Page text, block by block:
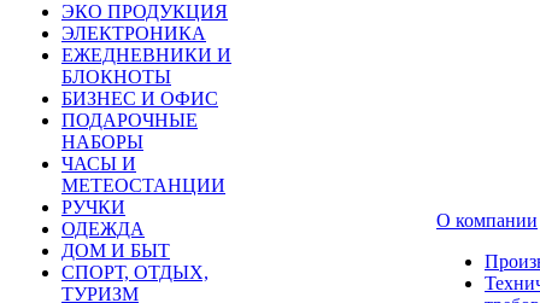
ЭКО ПРОДУКЦИЯ
ЭЛЕКТРОНИКА
ЕЖЕДНЕВНИКИ И
БЛОКНОТЫ
БИЗНЕС И ОФИС
ПОДАРОЧНЫЕ
НАБОРЫ
ЧАСЫ И
МЕТЕОСТАНЦИИ
РУЧКИ
ОДЕЖДА
ДОМ И БЫТ
СПОРТ, ОТДЫХ,
ТУРИЗМ
О компании